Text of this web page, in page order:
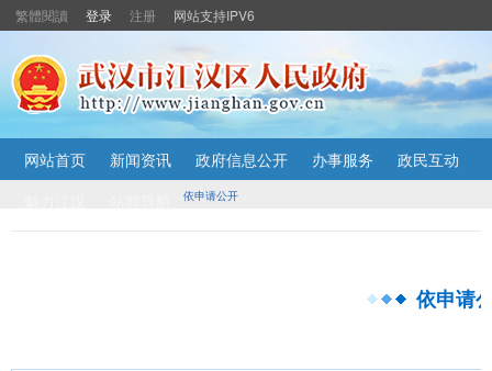
繁體閱讀 登录 注册 网站支持IPV6
网站首页 新闻资讯 政府信息公开 办事服务
政民互动
依申请公开
依申请